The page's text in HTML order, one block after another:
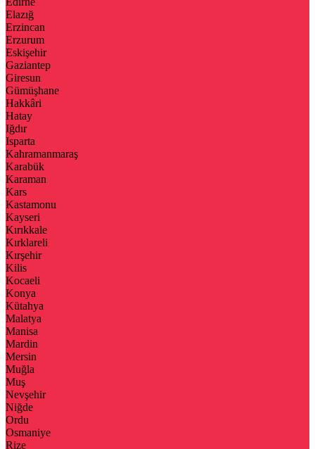
Elazığ
Erzincan
Erzurum
Eskişehir
Gaziantep
Giresun
Gümüşhane
Hakkâri
Hatay
Iğdır
Isparta
Kahramanmaraş
Karabük
Karaman
Kars
Kastamonu
Kayseri
Kırıkkale
Kırklareli
Kırşehir
Kilis
Kocaeli
Konya
Kütahya
Malatya
Manisa
Mardin
Mersin
Muğla
Muş
Nevşehir
Niğde
Ordu
Osmaniye
Rize